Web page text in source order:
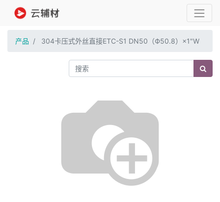
产品 304卡压式外丝直接ETC-S1 DN50（Ф50.8）×1"W